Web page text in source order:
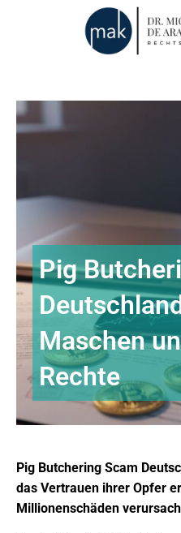
Pig
Maschen
Rechte
Pig Butchering Scam
das Vertrauen ihrer Opfer
Millionenschäden